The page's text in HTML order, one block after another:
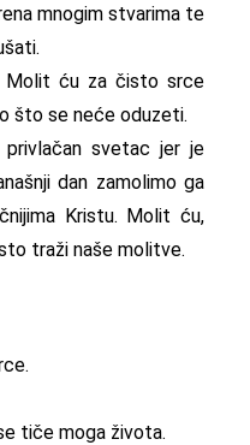
mnogim stvarima te
Molit ću za čisto srce
što se neće oduzeti.
privlačan svetac jer je
dan zamolimo ga
Kristu. Molit ću,
traži naše molitve.
tiče moga života.